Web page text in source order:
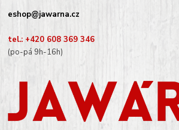
eshop@jawarna.cz
tel.: +420 608 369 346
(po-pá 9h-16h)